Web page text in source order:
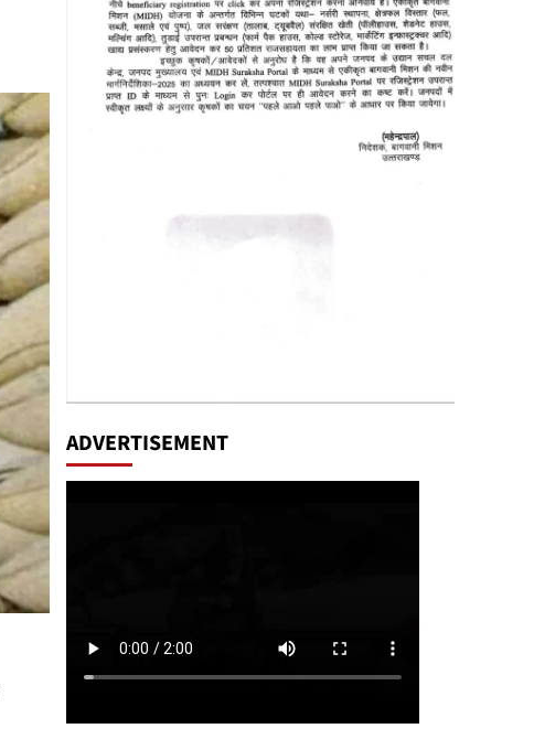
ADVERTISEMENT